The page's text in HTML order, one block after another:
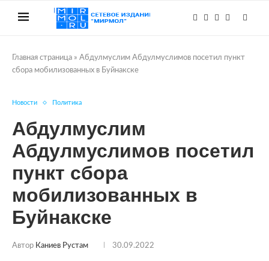
Главная страница » Абдулмуслим Абдулмуслимов посетил пункт
сбора мобилизованных в Буйнакске
Новости Политика
Абдулмуслим
Абдулмуслимов посетил
пункт сбора
мобилизованных в
Буйнакске
Автор Каниев Рустам 30.09.2022